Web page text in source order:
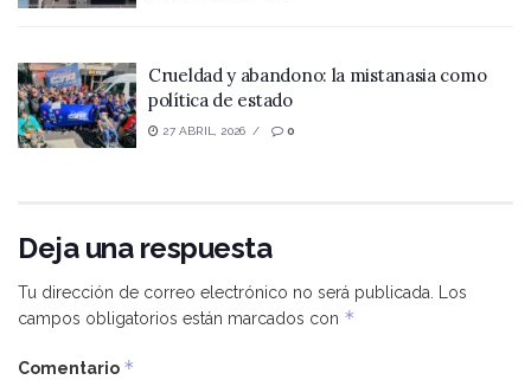
Crueldad y abandono: la mistanasia como
política de estado
27 ABRIL, 2026 0
Deja una respuesta
Tu dirección de correo electrónico no será publicada.
Los
campos obligatorios están marcados con *
Comentario *